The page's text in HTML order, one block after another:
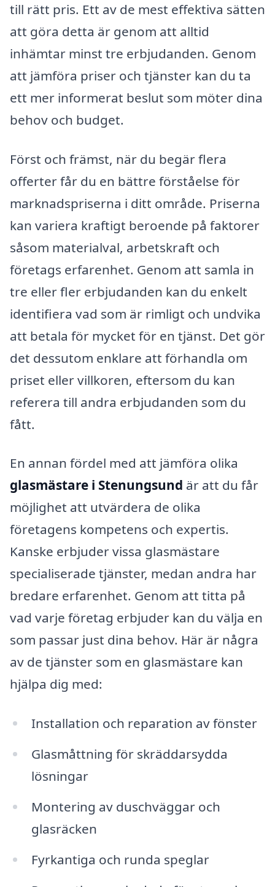
till rätt pris. Ett av de mest effektiva sätten
att göra detta är genom att alltid
inhämtar minst tre erbjudanden. Genom
att jämföra priser och tjänster kan du ta
ett mer informerat beslut som möter dina
behov och budget.
Först och främst, när du begär flera
offerter får du en bättre förståelse för
marknadspriserna i ditt område. Priserna
kan variera kraftigt beroende på faktorer
såsom materialval, arbetskraft och
företags erfarenhet. Genom att samla in
tre eller fler erbjudanden kan du enkelt
identifiera vad som är rimligt och undvika
att betala för mycket för en tjänst. Det gör
det dessutom enklare att förhandla om
priset eller villkoren, eftersom du kan
referera till andra erbjudanden som du
fått.
En annan fördel med att jämföra olika
glasmästare i Stenungsund är att du får
möjlighet att utvärdera de olika
företagens kompetens och expertis.
Kanske erbjuder vissa glasmästare
specialiserade tjänster, medan andra har
bredare erfarenhet. Genom att titta på
vad varje företag erbjuder kan du välja en
som passar just dina behov. Här är några
av de tjänster som en glasmästare kan
hjälpa dig med:
Installation och reparation av fönster
Glasmåttning för skräddarsydda
lösningar
Montering av duschväggar och
glasräcken
Fyrkantiga och runda speglar